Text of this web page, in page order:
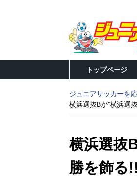
トップページ
ジュニアサッカーを
横浜選抜Bが”横浜選
横浜選抜
勝を飾る